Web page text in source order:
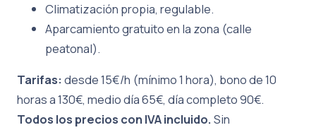
Climatización propia, regulable.
Aparcamiento gratuito en la zona (calle
peatonal).
Tarifas: desde 15€/h (mínimo 1 hora), bono de 10
horas a 130€, medio día 65€, día completo 90€.
Todos los precios con IVA incluido. Sin